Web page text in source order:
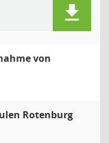
von
Rotenburg